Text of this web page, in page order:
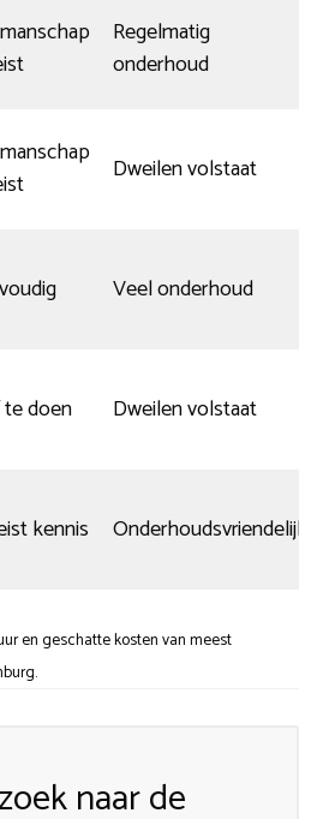
Regelmatig
onderhoud
Dweilen volstaat
Veel onderhoud
doen Dweilen volstaat
kennis Onderhoudsvriendelijk
en geschatte kosten van meest
naar de